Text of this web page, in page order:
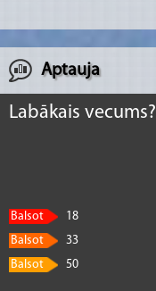
Aptauja
Labākais vecums?
Balsot
18
Balsot
33
Balsot
50